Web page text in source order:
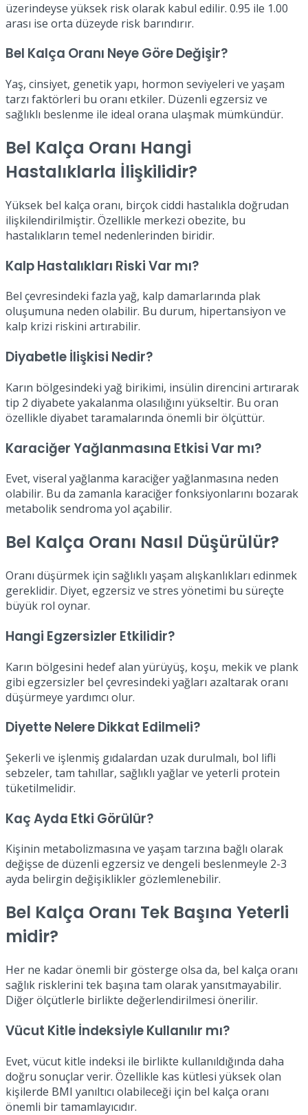
üzerindeyse yüksek risk olarak kabul edilir. 0.95 ile 1.00
arası ise orta düzeyde risk barındırır.
Bel Kalça Oranı Neye Göre Değişir?
Yaş, cinsiyet, genetik yapı, hormon seviyeleri ve yaşam
tarzı faktörleri bu oranı etkiler. Düzenli egzersiz ve
sağlıklı beslenme ile ideal orana ulaşmak mümkündür.
Bel Kalça Oranı Hangi
Hastalıklarla İlişkilidir?
Yüksek bel kalça oranı, birçok ciddi hastalıkla doğrudan
ilişkilendirilmiştir. Özellikle merkezi obezite, bu
hastalıkların temel nedenlerinden biridir.
Kalp Hastalıkları Riski Var mı?
Bel çevresindeki fazla yağ, kalp damarlarında plak
oluşumuna neden olabilir. Bu durum, hipertansiyon ve
kalp krizi riskini artırabilir.
Diyabetle İlişkisi Nedir?
Karın bölgesindeki yağ birikimi, insülin direncini artırarak
tip 2 diyabete yakalanma olasılığını yükseltir. Bu oran
özellikle diyabet taramalarında önemli bir ölçüttür.
Karaciğer Yağlanmasına Etkisi Var mı?
Evet, viseral yağlanma karaciğer yağlanmasına neden
olabilir. Bu da zamanla karaciğer fonksiyonlarını bozarak
metabolik sendroma yol açabilir.
Bel Kalça Oranı Nasıl Düşürülür?
Oranı düşürmek için sağlıklı yaşam alışkanlıkları edinmek
gereklidir. Diyet, egzersiz ve stres yönetimi bu süreçte
büyük rol oynar.
Hangi Egzersizler Etkilidir?
Karın bölgesini hedef alan yürüyüş, koşu, mekik ve plank
gibi egzersizler bel çevresindeki yağları azaltarak oranı
düşürmeye yardımcı olur.
Diyette Nelere Dikkat Edilmeli?
Şekerli ve işlenmiş gıdalardan uzak durulmalı, bol lifli
sebzeler, tam tahıllar, sağlıklı yağlar ve yeterli protein
tüketilmelidir.
Kaç Ayda Etki Görülür?
Kişinin metabolizmasına ve yaşam tarzına bağlı olarak
değişse de düzenli egzersiz ve dengeli beslenmeyle 2-3
ayda belirgin değişiklikler gözlemlenebilir.
Bel Kalça Oranı Tek Başına Yeterli
midir?
Her ne kadar önemli bir gösterge olsa da, bel kalça oranı
sağlık risklerini tek başına tam olarak yansıtmayabilir.
Diğer ölçütlerle birlikte değerlendirilmesi önerilir.
Vücut Kitle İndeksiyle Kullanılır mı?
Evet, vücut kitle indeksi ile birlikte kullanıldığında daha
doğru sonuçlar verir. Özellikle kas kütlesi yüksek olan
kişilerde BMI yanıltıcı olabileceği için bel kalça oranı
önemli bir tamamlayıcıdır.